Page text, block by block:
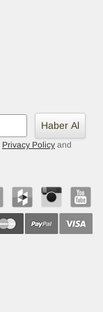
Haber Al
Privacy Policy and